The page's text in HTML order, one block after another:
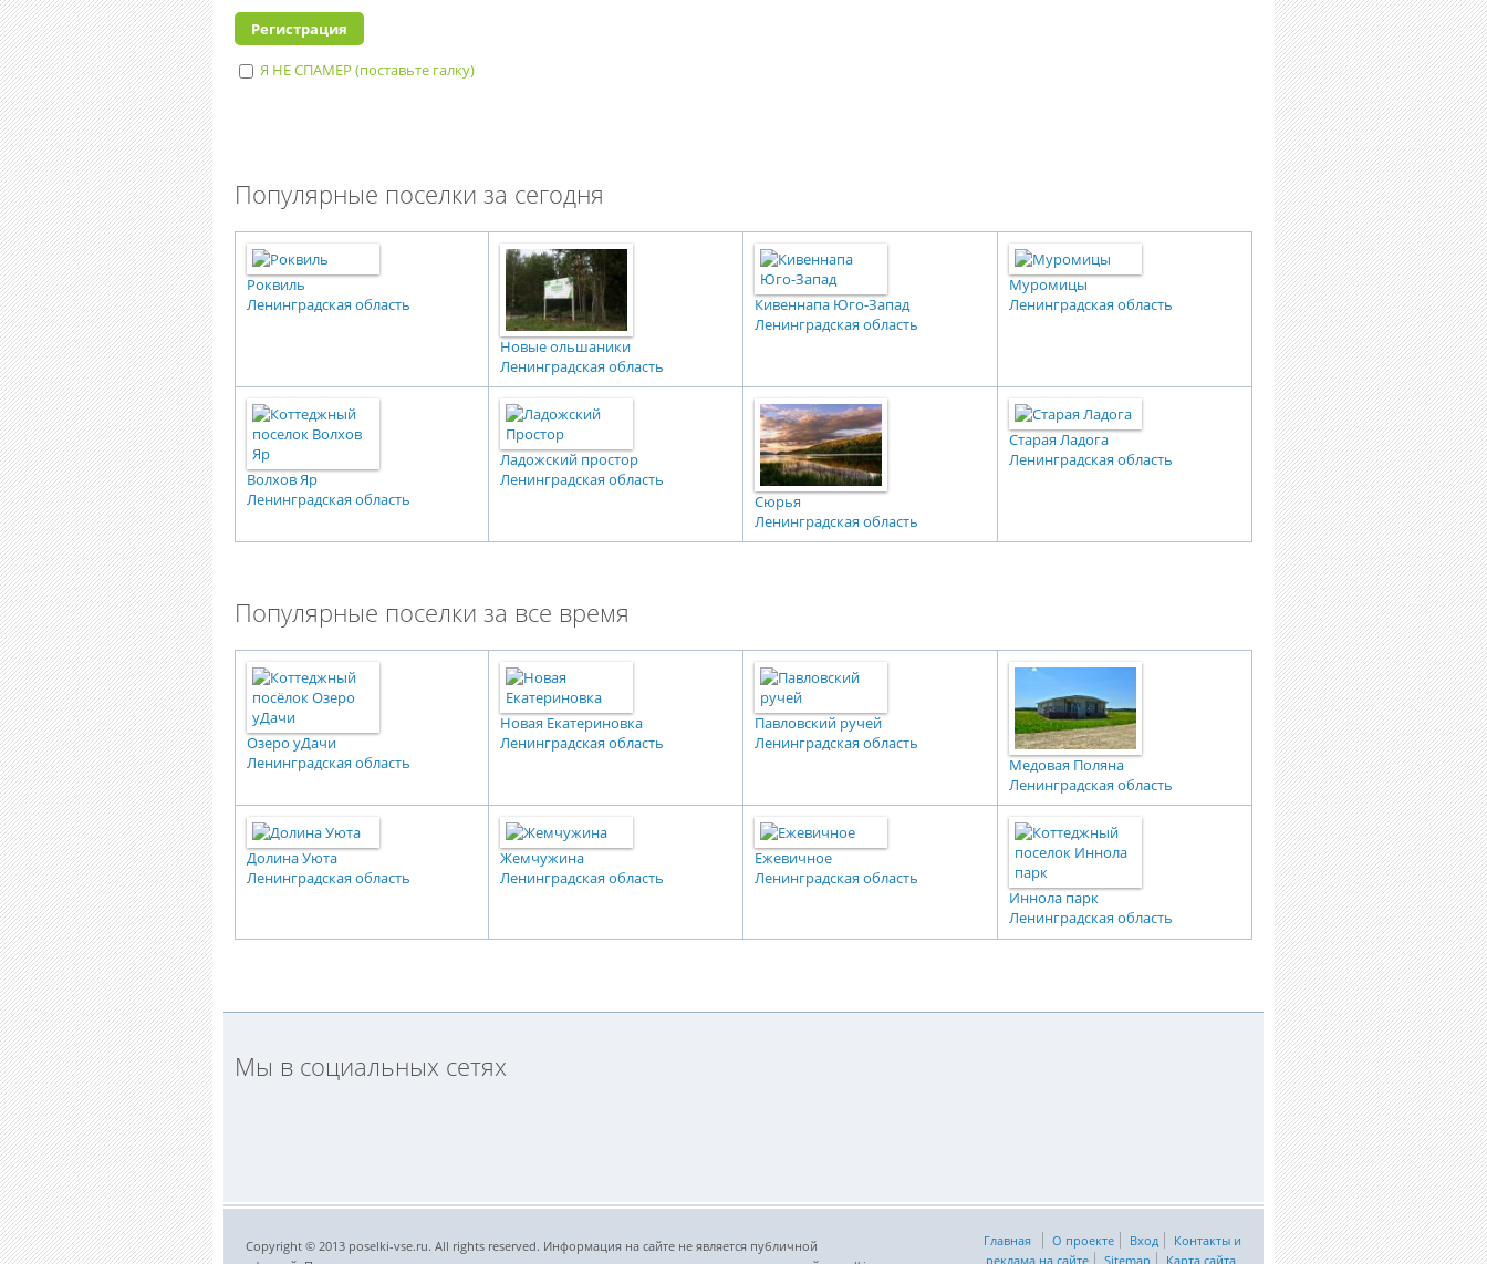
Я НЕ СПАМЕР (поставьте галку)
Популярные поселки за сегодня
Роквиль
Ленинградская область
Новые ольшаники
Ленинградская область
Кивеннапа Юго-Запад
Ленинградская область
Муромицы
Ленинградская область
Волхов Яр
Ленинградская область
Ладожский простор
Ленинградская область
Сюрья
Ленинградская область
Старая Ладога
Ленинградская область
Популярные поселки за все время
Озеро уДачи
Ленинградская область
Новая Екатериновка
Ленинградская область
Павловский ручей
Ленинградская область
Медовая Поляна
Ленинградская область
Долина Уюта
Ленинградская область
Жемчужина
Ленинградская область
Ежевичное
Ленинградская область
Иннола парк
Ленинградская область
Мы в социальных сетях
Copyright © 2013 poselki-vse.ru. All rights reserved. Информация на сайте не является публичной
Главная О проекте Вход
Контакты и
реклама на сайте
Sitemap Карта сайта